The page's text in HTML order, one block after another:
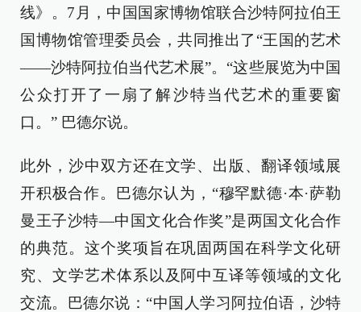
线》。7月，中国国家博物馆联合沙特阿拉伯王
国博物馆管理委员会，共同推出了“王国的艺术
——沙特阿拉伯当代艺术展”。“这些展览为中国
公众打开了一扇了解沙特当代艺术的重要窗
口。” 巴德尔说。
此外，沙中双方还在文学、出版、翻译领域展
开积极合作。巴德尔认为，“穆罕默德·本·萨勒
曼王子沙特—中国文化合作奖”是两国文化合作
的典范。这个奖项旨在巩固两国在科学文化研
究、文学艺术体系以及阿中互译等领域的文化
交流。巴德尔说：“中国人学习阿拉伯语，沙特